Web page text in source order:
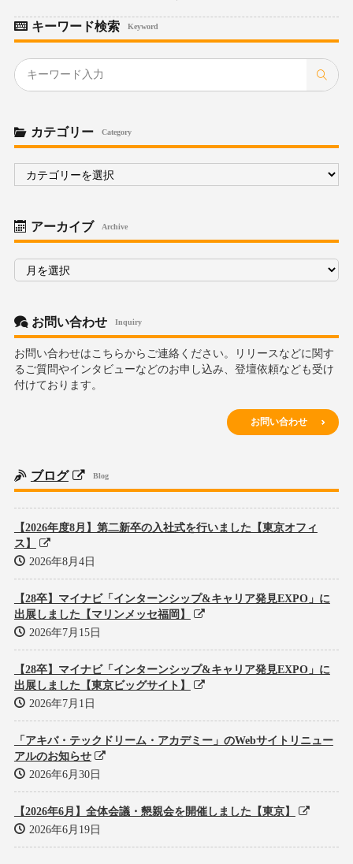
キーワード検索 Keyword
カテゴリー Category
ゴ
アーカイブ Archive
ア
カ
お問い合わせ Inquiry
お問い合わせはこちらからご連絡ください。リリースなどに関す
るご質問やインタビューなどのお申し込み、登壇依頼なども受け
付けております。
お問い合わせ
ブログ Blog
【2026年度8月】第二新卒の入社式を行いました【東京オフィ
ス】
2026年8月4日
【28卒】マイナビ「インターンシップ&キャリア発見EXPO」に
出展しました【マリンメッセ福岡】
2026年7月15日
【28卒】マイナビ「インターンシップ&キャリア発見EXPO」に
出展しました【東京ビッグサイト】
2026年7月1日
「アキバ・テックドリーム・アカデミー」のWebサイトリニュー
アルのお知らせ
2026年6月30日
【2026年6月】全体会議・懇親会を開催しました【東京】
2026年6月19日